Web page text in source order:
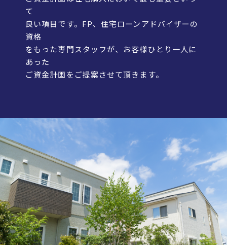
て
良い項目です。FP、住宅ローンアドバイザーの
資格
をもった専門スタッフが、お客様ひとり一人に
あった
ご資金計画をご提案させて頂きます。